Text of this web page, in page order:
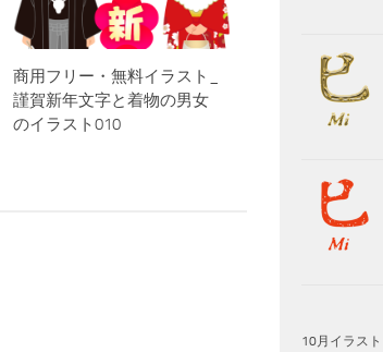
商用フリー・無料イラスト_
謹賀新年文字と着物の男女
のイラスト010
10月イラスト